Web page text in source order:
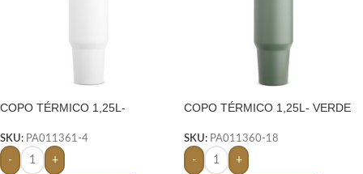
COPO TÉRMICO 1,25L-
SKU: PA011361-4
- +
COPO TÉRMICO 1,25L- VERDE
SKU: PA011360-18
- +